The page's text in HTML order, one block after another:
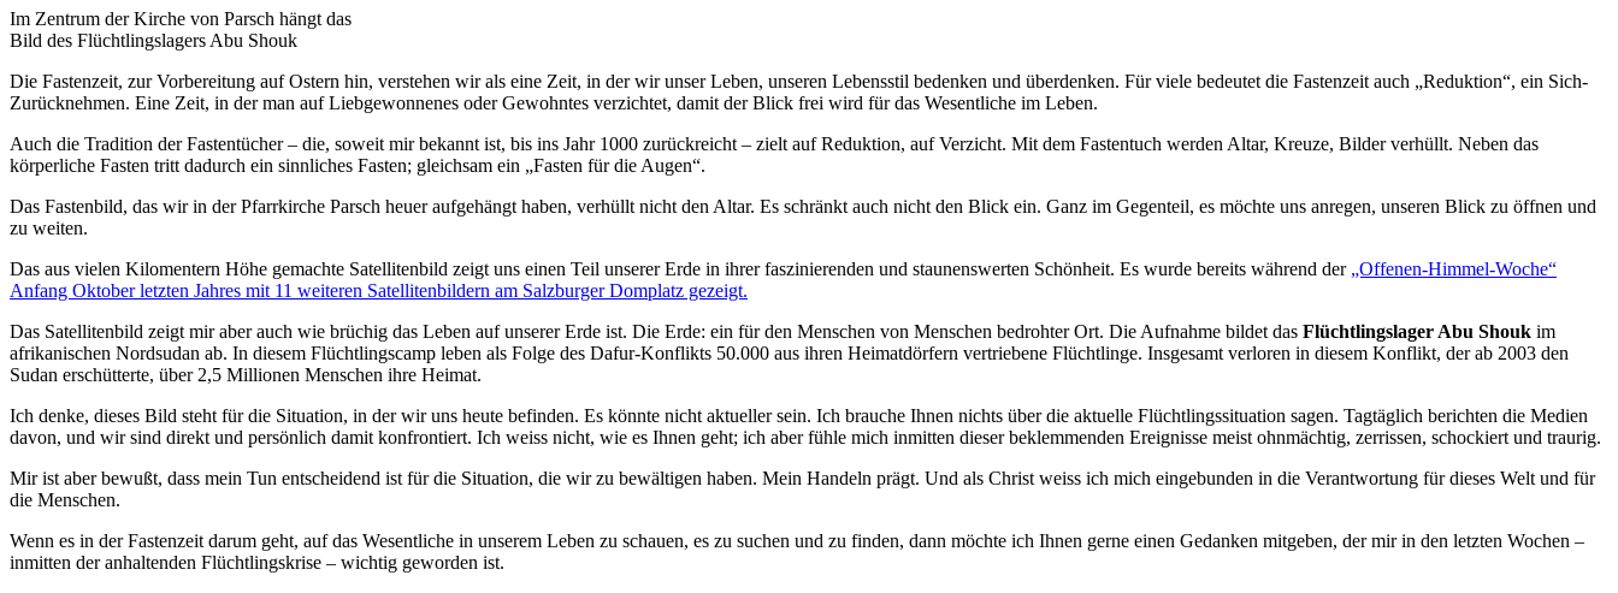
Im Zentrum der Kirche von Parsch hängt das
Bild des Flüchtlingslagers Abu Shouk
Die Fastenzeit, zur Vorbereitung auf Ostern hin, verstehen wir als eine Zeit, in der wir unser Leben, unseren Lebensstil bedenken und überdenken. Für viele bedeutet die Fastenzeit auch „Reduktion“, ein Sich-
Zurücknehmen. Eine Zeit, in der man auf Liebgewonnenes oder Gewohntes verzichtet, damit der Blick frei wird für das Wesentliche im Leben.
Auch die Tradition der Fastentücher – die, soweit mir bekannt ist, bis ins Jahr 1000 zurückreicht – zielt auf Reduktion, auf Verzicht. Mit dem Fastentuch werden Altar, Kreuze, Bilder verhüllt. Neben das
körperliche Fasten tritt dadurch ein sinnliches Fasten; gleichsam ein „Fasten für die Augen“.
Das Fastenbild, das wir in der Pfarrkirche Parsch heuer aufgehängt haben, verhüllt nicht den Altar. Es schränkt auch nicht den Blick ein. Ganz im Gegenteil, es möchte uns anregen, unseren Blick zu öffnen und
zu weiten.
Das aus vielen Kilomentern Höhe gemachte Satellitenbild zeigt uns einen Teil unserer Erde in ihrer faszinierenden und staunenswerten Schönheit. Es wurde bereits während der „Offenen-Himmel-Woche“
Anfang Oktober letzten Jahres mit 11 weiteren Satellitenbildern am Salzburger Domplatz gezeigt.
Das Satellitenbild zeigt mir aber auch wie brüchig das Leben auf unserer Erde ist. Die Erde: ein für den Menschen von Menschen bedrohter Ort. Die Aufnahme bildet das Flüchtlingslager Abu Shouk im
afrikanischen Nordsudan ab. In diesem Flüchtlingscamp leben als Folge des Dafur-Konflikts 50.000 aus ihren Heimatdörfern vertriebene Flüchtlinge. Insgesamt verloren in diesem Konflikt, der ab 2003 den
Sudan erschütterte, über 2,5 Millionen Menschen ihre Heimat.
Ich denke, dieses Bild steht für die Situation, in der wir uns heute befinden. Es könnte nicht aktueller sein. Ich brauche Ihnen nichts über die aktuelle Flüchtlingssituation sagen. Tagtäglich berichten die Medien
davon, und wir sind direkt und persönlich damit konfrontiert. Ich weiss nicht, wie es Ihnen geht; ich aber fühle mich inmitten dieser beklemmenden Ereignisse meist ohnmächtig, zerrissen, schockiert und traurig.
Mir ist aber bewußt, dass mein Tun entscheidend ist für die Situation, die wir zu bewältigen haben. Mein Handeln prägt. Und als Christ weiss ich mich eingebunden in die Verantwortung für dieses Welt und für
die Menschen.
Wenn es in der Fastenzeit darum geht, auf das Wesentliche in unserem Leben zu schauen, es zu suchen und zu finden, dann möchte ich Ihnen gerne einen Gedanken mitgeben, der mir in den letzten Wochen –
inmitten der anhaltenden Flüchtlingskrise – wichtig geworden ist.